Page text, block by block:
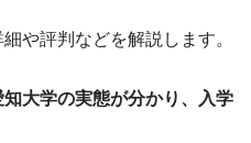
や評判などを解説します。
知大学の実態が分かり、入学